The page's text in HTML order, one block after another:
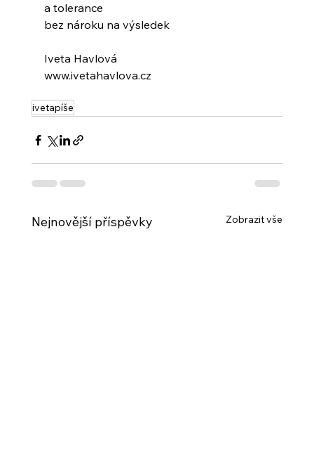
a tolerance
bez nároku na výsledek
Iveta Havlová
www.ivetahavlova.cz
ivetapíše
Nejnovější příspěvky Zobrazit vše